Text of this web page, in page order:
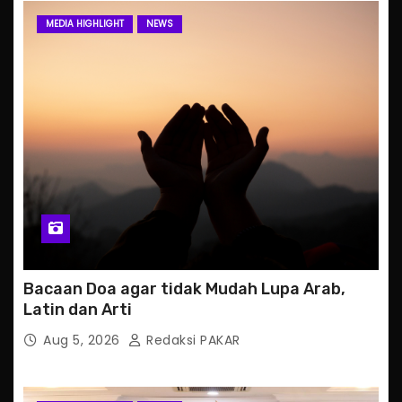
MEDIA HIGHLIGHT NEWS
Bacaan Doa agar tidak Mudah Lupa Arab,
Latin dan Arti
Aug 5, 2026 Redaksi PAKAR